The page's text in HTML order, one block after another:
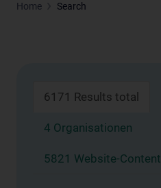
Home Search
6171 Results total
4 Organisationen
5821 Website-